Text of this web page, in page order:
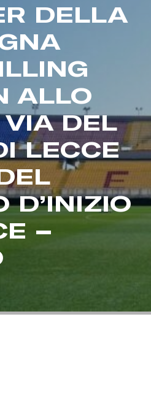
DELLA
ALLO
VIA DEL
LECCE
D’INIZIO
–